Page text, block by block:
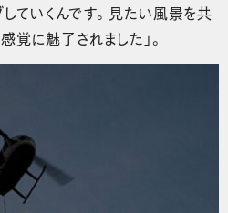
していくんです。見たい風景を共
覚に魅了されました」。